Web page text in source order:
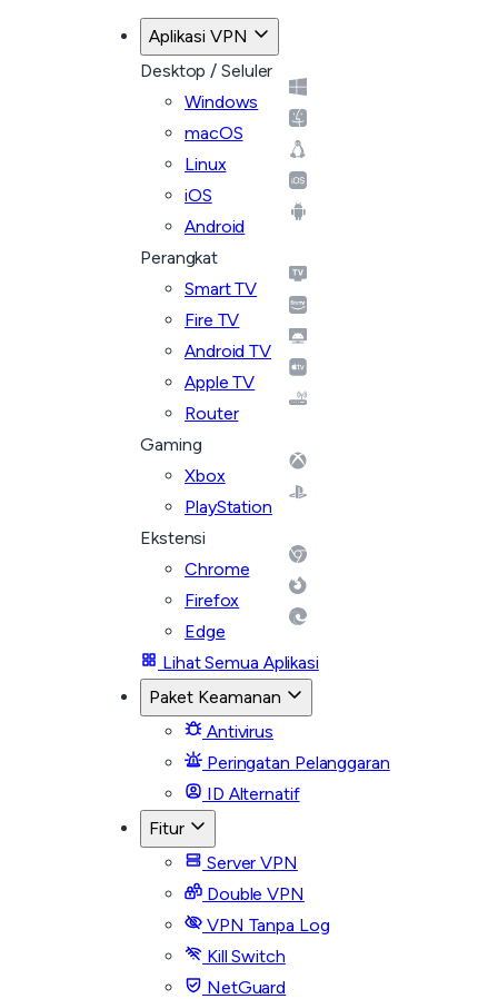
Aplikasi VPN
Desktop / Seluler
Windows
macOS
Linux
iOS
Android
Perangkat
Smart TV
Fire TV
Android TV
Apple TV
Router
Gaming
Xbox
PlayStation
Ekstensi
Chrome
Firefox
Edge
Lihat Semua Aplikasi
Paket Keamanan
Antivirus
Peringatan Pelanggaran
ID Alternatif
Fitur
Server VPN
Double VPN
VPN Tanpa Log
Kill Switch
NetGuard